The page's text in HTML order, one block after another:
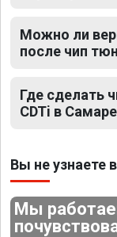
Можно ли
после чип
Где сделать
CDTi в
Вы не узнаете
Мы